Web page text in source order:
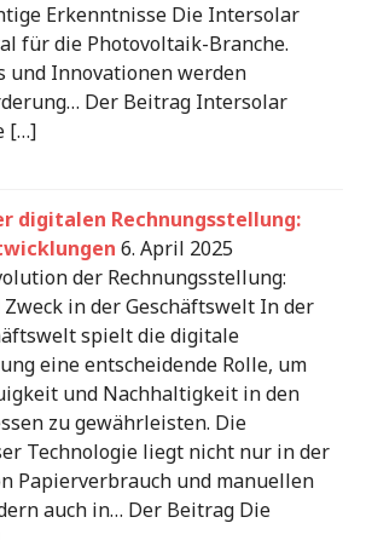
Erkenntnisse Die Intersolar
für die Photovoltaik-Branche.
und Innovationen werden
Der Beitrag Intersolar
[…]
digitalen Rechnungsstellung:
6. April 2025
der Rechnungsstellung:
in der Geschäftswelt In der
spielt die digitale
eine entscheidende Rolle, um
und Nachhaltigkeit in den
zu gewährleisten. Die
Technologie liegt nicht nur in der
Papierverbrauch und manuellen
auch in… Der Beitrag Die